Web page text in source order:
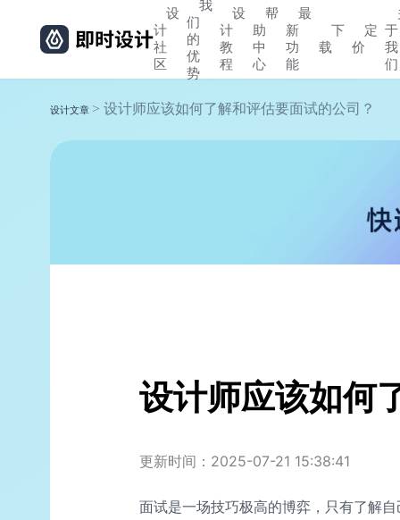
设
计
社
区
我
们
的
优
势
设
计
教
程
帮
助
中
心
最
新
功
能
下
载
定
价
于
我
们
设计文章 > 设计师应该如何了解和评估要面试的公司？
设计师应该如何
更新时间：2025-07-21 15:38:41
面试是一场技巧极高的博弈，只有了解